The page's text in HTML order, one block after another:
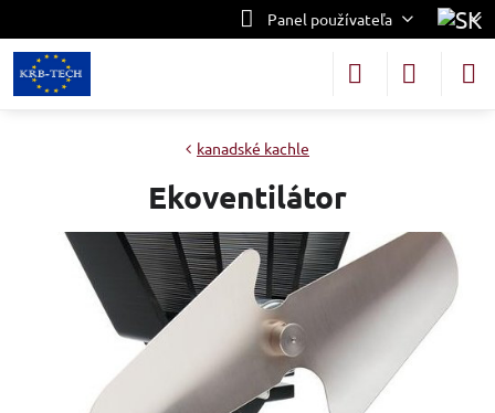
Panel používateľa
kanadské kachle
Ekoventilátor